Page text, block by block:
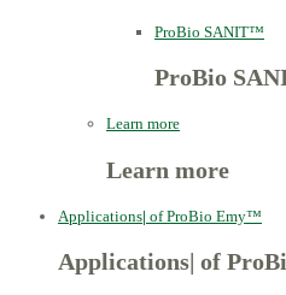
ProBio SANIT™
ProBio
Learn more
Learn more
Applications| of ProBio Emy™
Applications of